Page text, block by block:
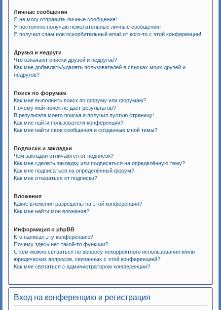
Личные сообщения
Я не могу отправить личные сообщения!
Я постоянно получаю нежелательные личные сообщения!
Я получил спам или оскорбительный email от кого-то с этой конференции!
Друзья и недруги
Что означают списки друзей и недругов?
Как мне добавлять/удалять пользователей в списках моих друзей и
недругов?
Поиск по форумам
Как мне выполнить поиск по форуму или форумам?
Почему мой поиск не даёт результатов?
В результате моего поиска я получил пустую страницу!
Как мне найти пользователя конференции?
Как мне найти свои сообщения и созданные мной темы?
Подписки и закладки
Чем закладки отличаются от подписок?
Как мне сделать закладку или подписаться на определённую тему?
Как мне подписаться на определённый форум?
Как мне отказаться от подписки?
Вложения
Какие вложения разрешены на этой конференции?
Как мне найти мои вложения?
Информация о phpBB
Кто написал эту конференцию?
Почему здесь нет такой-то функции?
С кем можно связаться по вопросу некорректного использования и/или
юридических вопросов, связанных с этой конференцией?
Как мне связаться с администратором конференции?
Вход на конференцию и регистрация